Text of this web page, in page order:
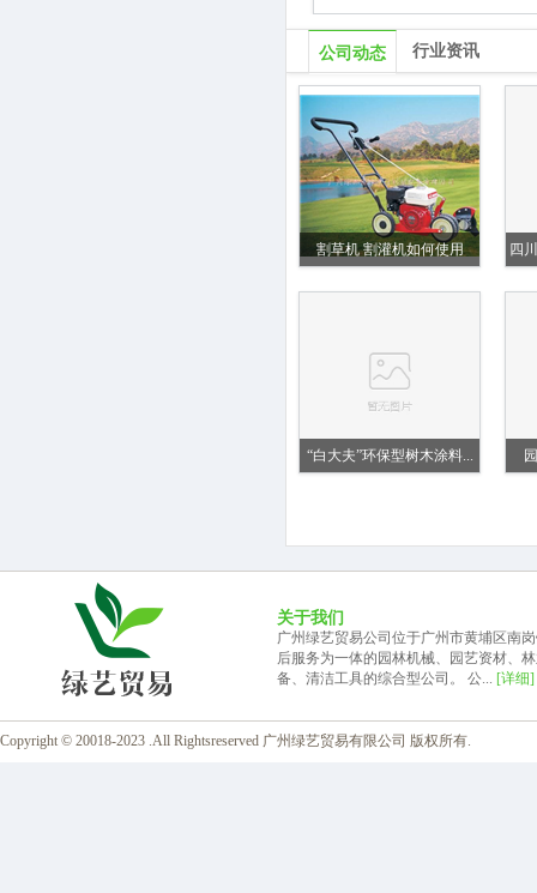
公司动态 行业资讯
割草机 割灌机如何使用 四
“白大夫”环保型树木涂料...
关于我们
广州绿艺贸易公司位于广州市黄埔区南
后服务为一体的园林机械、园艺资材、
备、清洁工具的综合型公司。 公... [详细]
Copyright © 20018-2023 .All Rightsreserved 广州绿艺贸易有限公司 版权所有.